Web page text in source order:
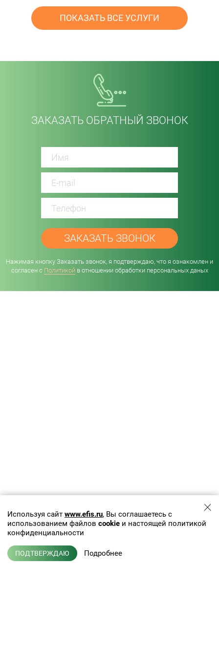
ПОКАЗАТЬ ВСЕ УСЛУГИ
ЗАКАЗАТЬ ОБРАТНЫЙ ЗВОНОК
Нажимая кнопку Заказать звонок, я подтверждаю, что я ознакомлен и
согласен с Политикойв отношении обработки персональных даных
Используя сайт www.efis.ru, Вы соглашаетесь с
использованием файлов cookie и настоящей политикой
конфиденциальности
ПОДТВЕРЖДАЮ Подробнее